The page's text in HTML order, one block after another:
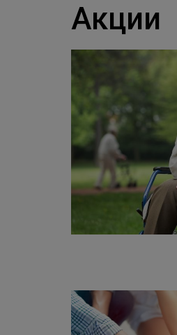
Акции